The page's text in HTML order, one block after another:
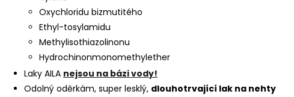
Oxychloridu bizmutitého
Ethyl-tosylamidu
Methylisothiazolinonu
Hydrochinonmonomethylether
Laky AILA nejsou na bázi vody!
Odolný oděrkám, super lesklý, dlouhotrvající lak na nehty